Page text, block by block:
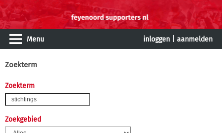
Menu inloggen aanmelden
Zoekterm
Zoekterm
Zoekgebied